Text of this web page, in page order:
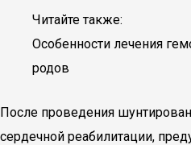
Читайте также:
Особенности лечения
родов
После проведения
сердечной реабилитации,